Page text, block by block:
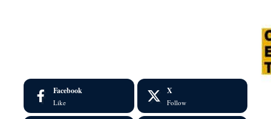
Facebook
Like
X
Follow